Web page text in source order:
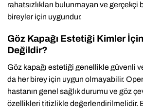
rahatsızlıkları bulunmayan ve
bireyler için uygundur.
Göz Kapağı Estetiği Kimler
Değildir?
Göz kapağı estetiği genellikle güvenli
da her birey için uygun olmayabilir.
hastanın genel sağlık durumu ve göz
özellikleri titizlikle değerlendirilmelidir.